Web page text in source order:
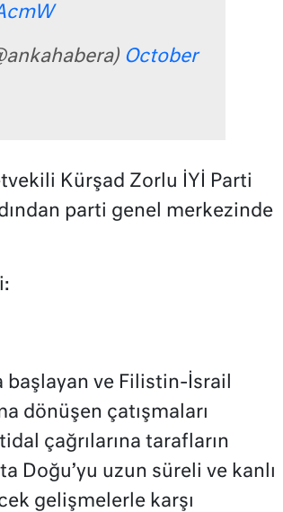
October
Kürşad Zorlu İYİ Parti
parti genel merkezinde
başlayan ve Filistin-İsrail
dönüşen çatışmaları
çağrılarına tarafların
Doğu’yu uzun süreli ve kanlı
gelişmelerle karşı